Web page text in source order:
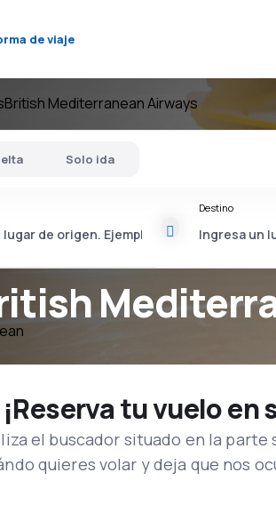
de viaje
British Mediterranean Airways
Solo ida
Destino
¡Reserva tu vuelo
el buscador situado en la parte
quieres volar y deja que nos